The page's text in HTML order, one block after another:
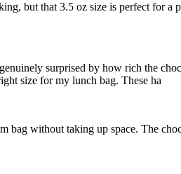
but that 3.5 oz size is perfect for
surprised by how rich the
size for my lunch bag. These ha
bag without taking up space. The